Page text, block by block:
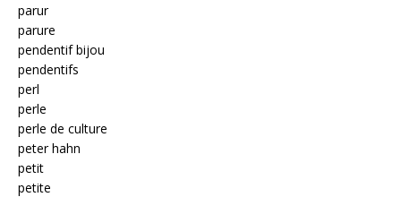
parur
parure
pendentif bijou
pendentifs
perl
perle
perle de culture
peter hahn
petit
petite